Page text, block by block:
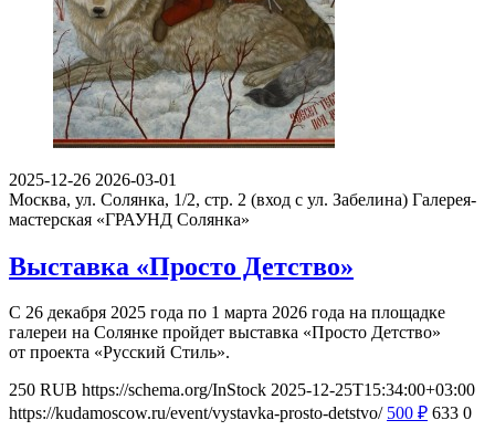
2025-12-26 2026-03-01
Москва, ул. Солянка, 1/2, стр. 2 (вход с ул. Забелина) Галерея-
мастерская «ГРАУНД Солянка»
Выставка «Просто Детство»
С 26 декабря 2025 года по 1 марта 2026 года на площадке
галереи на Солянке пройдет выставка «Просто Детство»
от проекта «Русский Стиль».
250 RUB https://schema.org/InStock 2025-12-25T15:34:00+03:00
https://kudamoscow.ru/event/vystavka-prosto-detstvo/ 500 ₽ 633 0